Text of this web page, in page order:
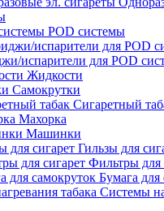
POD системы
испарители для POD
Жидкости
Самокрутки
Сигаретный
Махорка
Машинки
Гильзы для
Фильтры для
Бумага для
Системы